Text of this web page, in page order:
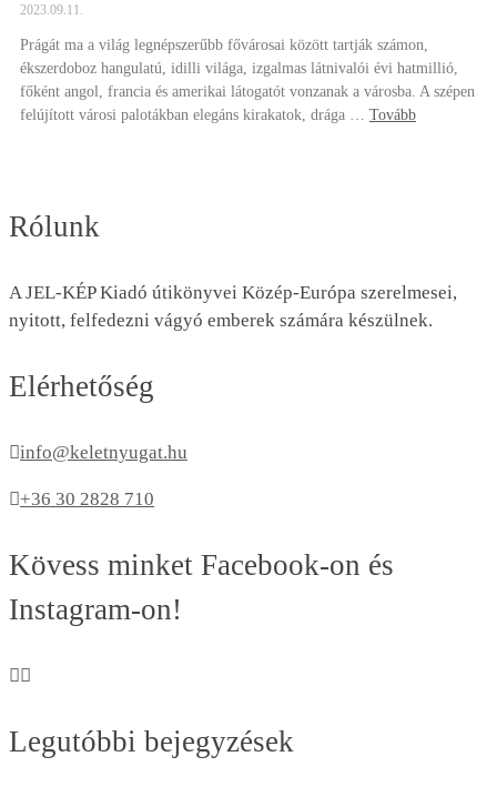
2023.09.11.
Prágát ma a világ legnépszerűbb fővárosai között tartják számon,
ékszerdoboz hangulatú, idilli világa, izgalmas látnivalói évi hatmillió,
főként angol, francia és amerikai látogatót vonzanak a városba. A szépen
felújított városi palotákban elegáns kirakatok, drága … Tovább
Rólunk
A JEL-KÉP Kiadó útikönyvei Közép-Európa szerelmesei,
nyitott, felfedezni vágyó emberek számára készülnek.
Elérhetőség
info@keletnyugat.hu
+36 30 2828 710
Kövess minket Facebook-on és
Instagram-on!
Legutóbbi bejegyzések